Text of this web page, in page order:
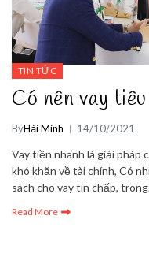
TIN TỨC
Có nên vay
ByHải Minh 14/10/2021
Vay tiền nhanh là giải
khó khăn về tài chính, Có
sách cho vay tín chấp,
Read More